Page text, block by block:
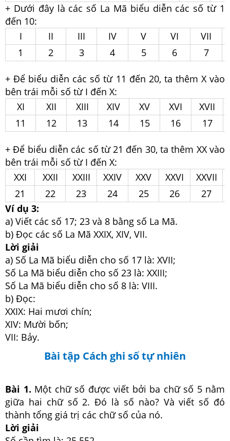
+ Dưới đây là các số La Mã biểu diễn các số từ 1
đến 10:
I
II III IV V VI
VII
1
2 3 4 5 6 7
+ Để biểu diễn các số từ 11 đến 20, ta thêm X vào
bên trái mỗi số từ I đến X:
XI
XII XIII XIV XV XVI
XVII
11
12 13 14 15 16 17
+ Để biểu diễn các số từ 21 đến 30, ta thêm XX vào
bên trái mỗi số từ I đến X:
XXI
XXII XXIII XXIV XXV XXVI XXVII
21
22 23 24 25 26
27
Ví dụ 3:
a) Viết các số 17; 23 và 8 bằng số La Mã.
b) Đọc các số La Mã XXIX, XIV, VII.
Lời giải
a) Số La Mã biểu diễn cho số 17 là: XVII;
Số La Mã biểu diễn cho số 23 là: XXIII;
Số La Mã biểu diễn cho số 8 là: VIII.
b) Đọc:
XXIX: Hai mươi chín;
XIV: Mười bốn;
VII: Bảy.
Bài tập Cách ghi số tự nhiên
Bài 1. Một chữ số được viết bởi ba chữ số 5 nằm
giữa hai chữ số 2. Đó là số nào? Và viết số đó
thành tổng giá trị các chữ số của nó.
Lời giải